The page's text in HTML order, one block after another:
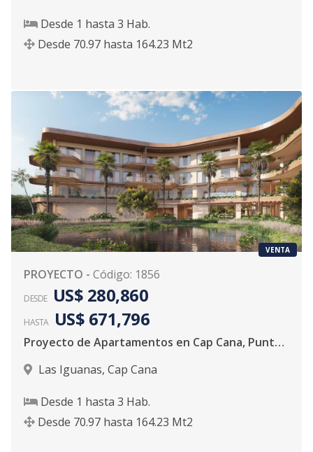
Desde 1 hasta 3 Hab.
Desde 70.97 hasta 164.23 Mt2
VENTA
PROYECTO - Código: 1856
DESDE US$ 280,860
HASTA US$ 671,796
Proyecto de Apartamentos en Cap Cana, Punta Cana
Las Iguanas, Cap Cana
Desde 1 hasta 3 Hab.
Desde 70.97 hasta 164.23 Mt2